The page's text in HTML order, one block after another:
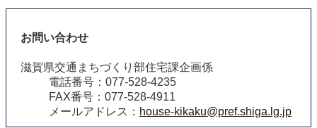
お問い合わせ
滋賀県交通まちづくり部住宅課企画係
電話番号：077-528-4235
FAX番号：077-528-4911
メールアドレス： house-kikaku@pref.shiga.lg.jp